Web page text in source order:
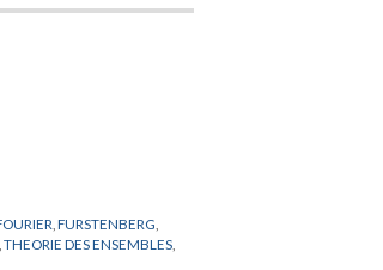
,FURSTENBERG
,THEORIE DES ENSEMBLES